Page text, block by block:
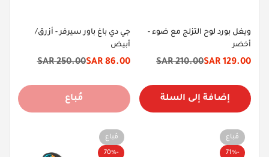
ويغل بورد لوح التزلج مع ضوء -
أخضر
سعر
129.00 SAR
السعر
210.00 SAR
إضافة إلى السلة
جي دي باغ باور سيرفر - أزرق/
أبيض
سعر
86.00 SAR
السعر
250.00 SAR
مُباع
مُباع
-71%
مُباع
-70%